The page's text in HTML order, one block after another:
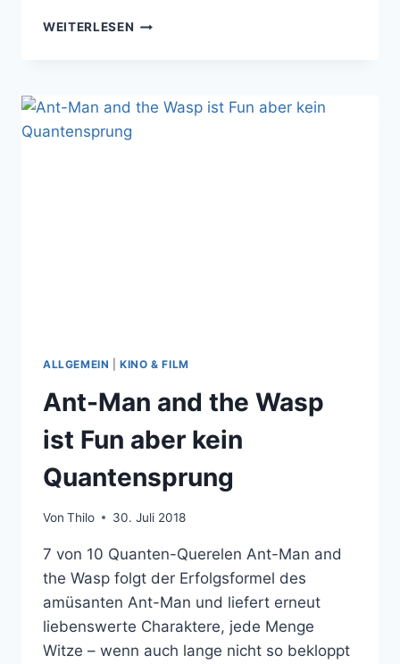
WEITERLESEN VENOM
ZUM
FRÜHSTÜCK
ALLGEMEIN |KINO & FILM
Ant-Man and the Wasp
ist Fun aber kein
Quantensprung
Von Thilo 30. Juli 2018
7 von 10 Quanten-Querelen Ant-Man and
the Wasp folgt der Erfolgsformel des
amüsanten Ant-Man und liefert erneut
liebenswerte Charaktere, jede Menge
Witze – wenn auch lange nicht so bekloppt